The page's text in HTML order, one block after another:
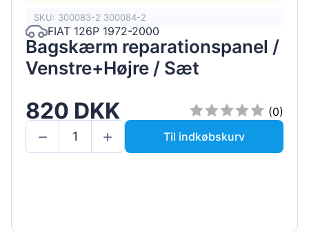
SKU: 300083-2 300084-2
FIAT 126P 1972-2000
Bagskærm reparationspanel /
Venstre+Højre / Sæt
820 DKK
(0)
Til indkøbskurv